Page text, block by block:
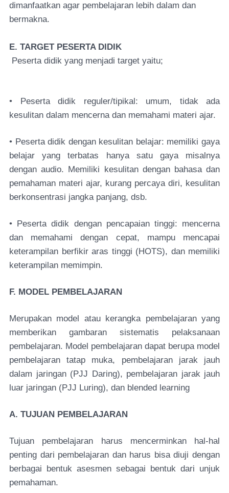
dimanfaatkan agar pembelajaran lebih dalam dan
bermakna.
E. TARGET PESERTA DIDIK
Peserta didik yang menjadi target yaitu;
• Peserta didik reguler/tipikal: umum, tidak ada
kesulitan dalam mencerna dan memahami materi ajar.
• Peserta didik dengan kesulitan belajar: memiliki gaya
belajar yang terbatas hanya satu gaya misalnya
dengan audio. Memiliki kesulitan dengan bahasa dan
pemahaman materi ajar, kurang percaya diri, kesulitan
berkonsentrasi jangka panjang, dsb.
• Peserta didik dengan pencapaian tinggi: mencerna
dan memahami dengan cepat, mampu mencapai
keterampilan berfikir aras tinggi (HOTS), dan memiliki
keterampilan memimpin.
F. MODEL PEMBELAJARAN
Merupakan model atau kerangka pembelajaran yang
memberikan gambaran sistematis pelaksanaan
pembelajaran. Model pembelajaran dapat berupa model
pembelajaran tatap muka, pembelajaran jarak jauh
dalam jaringan (PJJ Daring), pembelajaran jarak jauh
luar jaringan (PJJ Luring), dan blended learning
A. TUJUAN PEMBELAJARAN
Tujuan pembelajaran harus mencerminkan hal-hal
penting dari pembelajaran dan harus bisa diuji dengan
berbagai bentuk asesmen sebagai bentuk dari unjuk
pemahaman.